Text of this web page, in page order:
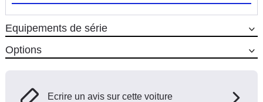
Equipements de série
Options
Ecrire un avis sur cette voiture